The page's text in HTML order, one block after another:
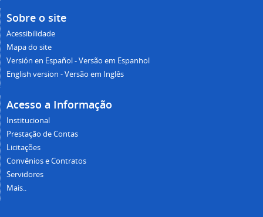
Sobre o site
Acessibilidade
Mapa do site
Versión en Español - Versão em Espanhol
English version - Versão em Inglês
Acesso a Informação
Institucional
Prestação de Contas
Licitações
Convênios e Contratos
Servidores
Mais..